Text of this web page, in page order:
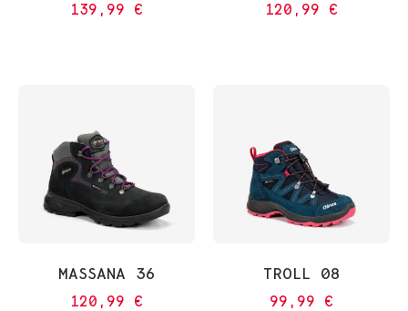
139,99 € 120,99 €
MASSANA 36
120,99 €
TROLL 08
99,99 €